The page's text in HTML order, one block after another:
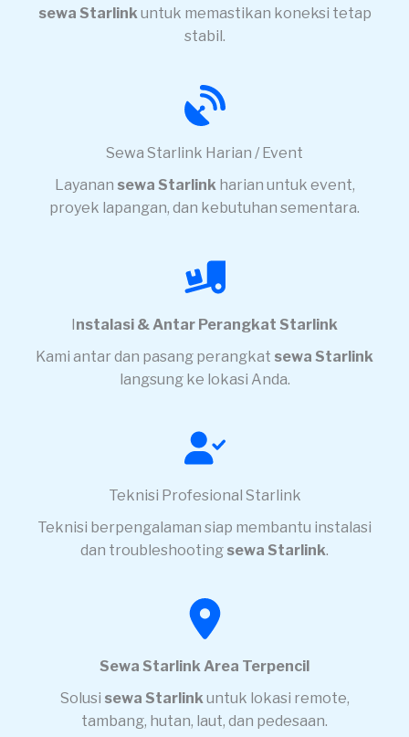
sewa Starlinkuntuk memastikan koneksi tetap
stabil.
Sewa Starlink Harian / Event
Layanan sewa Starlinkharian untuk event,
proyek lapangan, dan kebutuhan sementara.
Instalasi & Antar Perangkat Starlink
Kami antar dan pasang perangkat sewa Starlink
langsung ke lokasi Anda.
Teknisi Profesional Starlink
Teknisi berpengalaman siap membantu instalasi
dan troubleshooting sewa Starlink.
Sewa Starlink Area Terpencil
Solusi sewa Starlinkuntuk lokasi remote,
tambang, hutan, laut, dan pedesaan.